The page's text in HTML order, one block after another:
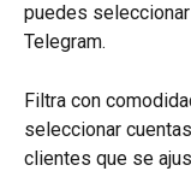
puedes
Telegram.
Filtra con
seleccionar
clientes que se